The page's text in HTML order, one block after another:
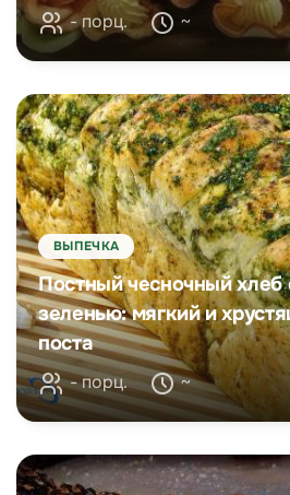
- порц. ~
ВЫПЕЧКА
Постный чесночный хлеб
зеленью: мягкий и
поста
- порц. ~